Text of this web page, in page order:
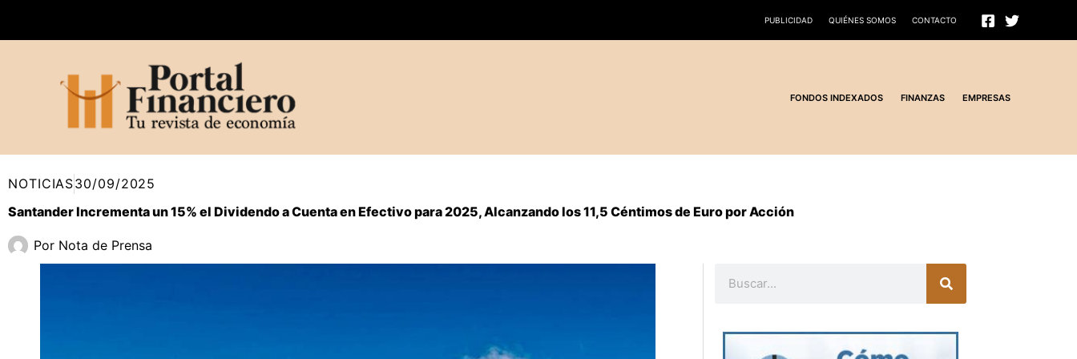
PUBLICIDAD QUIÉNES SOMOS CONTACTO
FONDOS INDEXADOS FINANZAS EMPRESAS
NOTICIAS30/09/2025
Santander Incrementa un 15% el Dividendo a Cuenta en Efectivo para 2025, Alcanzando los 11,5 Céntimos de Euro por Acción
Por Nota de Prensa